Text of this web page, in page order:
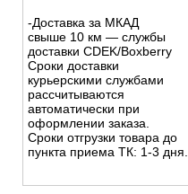
-Доставка за МКАД
свыше 10 км — службы
доставки CDEK/Boxberry
Сроки доставки
курьерскими службами
рассчитываются
автоматически при
оформлении заказа.
Сроки отгрузки товара до
пункта приема ТК: 1-3 дня.